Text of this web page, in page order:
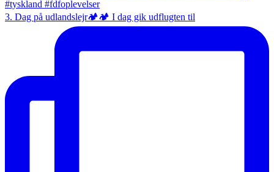
3. Dag på udlandslejr🏕️🏕️ I dag gik udflugten til